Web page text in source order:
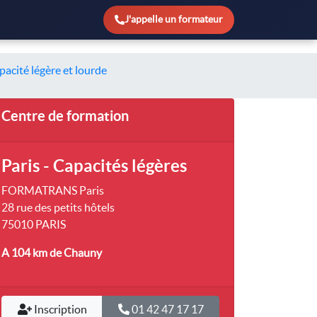
J'appelle un formateur
légère et lourde
Centre de formation
Paris - Capacités légères
FORMATRANS Paris
28 rue des petits hôtels
75010 PARIS
A 104 kmde Chauny
Inscription 01 42 47 17 17